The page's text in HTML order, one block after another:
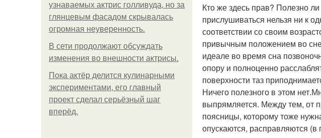
узнаваемых актрис голливуда, но за
глянцевым фасадом скрывалась
огромная неуверенность.
В сети продолжают обсуждать
изменения во внешности актрисы.
Пока актёр делится кулинарными
экспериментами, его главный
проект сделал серьёзный шаг
вперёд.
Кто же здесь прав? Полезно
прислушиваться нельзя ни к
соответствии со своим
привычным положением во
идеале во время сна
опору и полноценно
поверхности таз
Ничего полезного в этом
выпрямляется. Между тем, от
поясницы, которому тоже
опускаются, расправляются